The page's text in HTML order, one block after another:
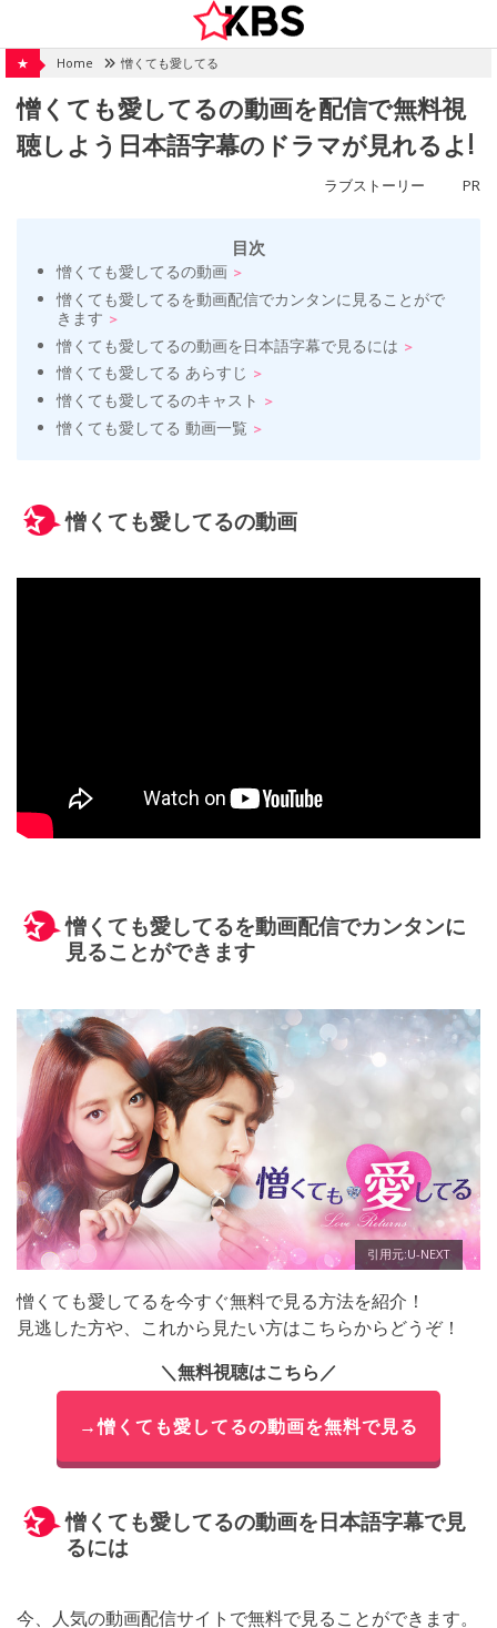
content
★ Home 憎くても愛してる
憎くても愛してるの動画を配信で無料視
聴しよう日本語字幕のドラマが見れるよ!
ラブストーリー PR
目次
憎くても愛してるの動画
憎くても愛してるを動画配信でカンタンに見ることがで
きます
憎くても愛してるの動画を日本語字幕で見るには
憎くても愛してる あらすじ
憎くても愛してるのキャスト
憎くても愛してる 動画一覧
憎くても愛してるの動画
憎くても愛してるを動画配信でカンタンに
見ることができます
引用元:U-NEXT
憎くても愛してるを今すぐ無料で見る方法を紹介！
見逃した方や、これから見たい方はこちらからどうぞ！
＼無料視聴はこちら／
→憎くても愛してるの動画を無料で見る
憎くても愛してるの動画を日本語字幕で見
るには
今、人気の動画配信サイトで無料で見ることができます。